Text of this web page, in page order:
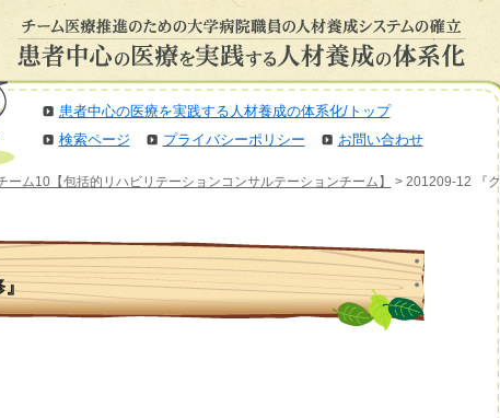
患者中心の医療を実践する人材養成の体系化/トップ
検索ページ
プライバシーポリシー お問い合わせ
ーム10【包括的リハビリテーションコンサルテーションチーム】
> 201209-12 『ク
』